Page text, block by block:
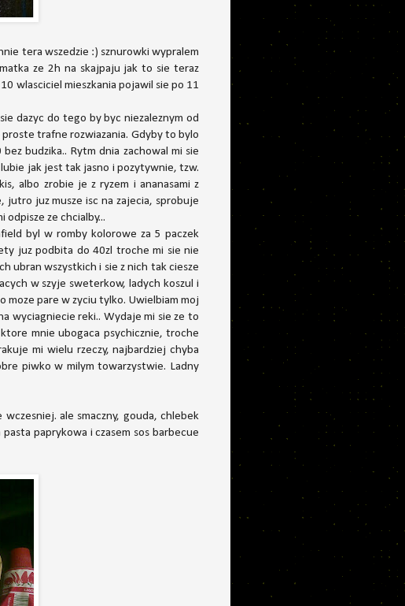
tera wszedzie :) sznurowki wypralem
ze 2h na skajpaju jak to sie teraz
wlasciciel mieszkania pojawil sie po 11
dazyc do tego by byc niezaleznym od
trafne rozwiazania. Gdyby to bylo
budzika.. Rytm dnia zachowal mi sie
jak jest tak jasno i pozytywnie, tzw.
albo zrobie je z ryzem i ananasami z
juz musze isc na zajecia, sprobuje
ze chcialby...
byl w romby kolorowe za 5 paczek
juz podbita do 40zl troche mi sie nie
ubran wszystkich i sie z nich tak ciesze
w szyje sweterkow, ladych koszul i
moze pare w zyciu tylko. Uwielbiam moj
wyciagniecie reki.. Wydaje mi sie ze to
mnie ubogaca psychicznie, troche
mi wielu rzeczy, najbardziej chyba
piwko w milym towarzystwie. Ladny
ale smaczny, gouda, chlebek
paprykowa i czasem sos barbecue